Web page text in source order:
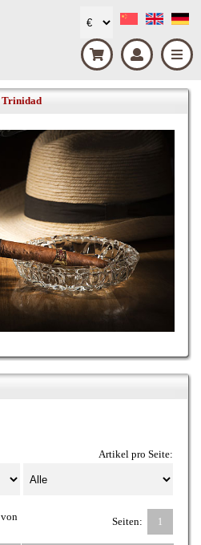
Trinidad
Artikel pro Seite:
von
Seiten: 1